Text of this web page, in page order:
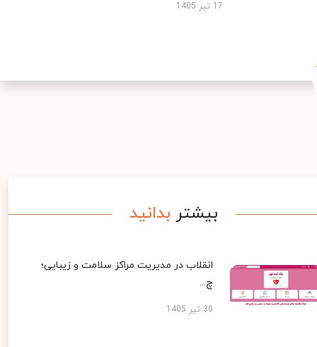
17 تیر 1405
بیشتر بدانید
انقلاب در مدیریت مراکز سلامت و زیبایی؛
چ...
30 تیر 1405